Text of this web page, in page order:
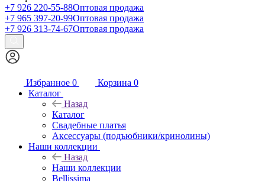
+7 926 220-55-88Оптовая продажа
+7 965 397-20-99Оптовая продажа
+7 926 313-74-67Оптовая продажа
Избранное 0 Корзина 0
Каталог
Назад
Каталог
Свадебные платья
Аксессуары (подъюбники/кринолины)
Наши коллекции
Назад
Наши коллекции
Bellissima